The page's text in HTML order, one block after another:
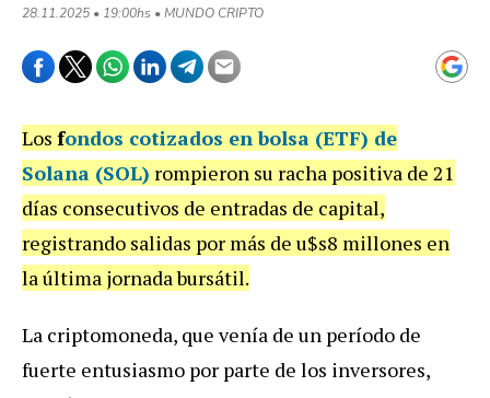
28.11.2025 • 19:00hs • MUNDO CRIPTO
Los fondos cotizados en bolsa (ETF) de
Solana (SOL) rompieron su racha positiva de 21
días consecutivos de entradas de capital,
registrando salidas por más de u$s8 millones en
la última jornada bursátil.
La criptomoneda, que venía de un período de
fuerte entusiasmo por parte de los inversores,